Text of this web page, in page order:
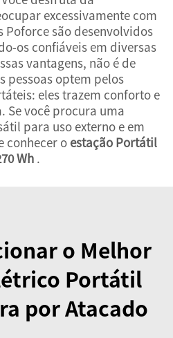
excessivamente com
Poforce são desenvolvidos
os confiáveis em diversas
vantagens, não é de
pessoas optem pelos
eles trazem conforto e
Se você procura uma
para uso externo e em
conhecer o estação Portátil
Wh .
o Melhor
Portátil
por Atacado